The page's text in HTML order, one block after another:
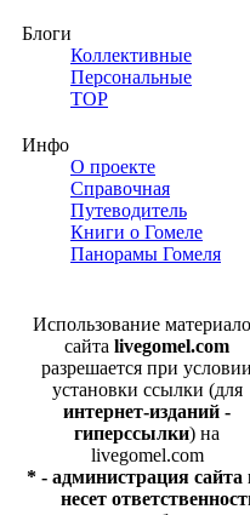
Блоги
Коллективные
Персональные
TOP
Инфо
О проекте
Справочная
Путеводитель
Книги о Гомеле
Панорамы Гомеля
Использование
сайта livegomel.com
разрешается при условии
установки ссылки (для
интернет-изданий -
гиперссылки) на
livegomel.com
* - администрация сайта
несет